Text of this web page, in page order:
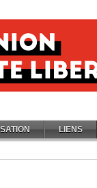
LIENS